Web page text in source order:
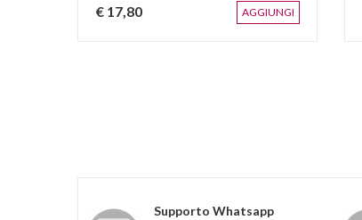
AGGIUNGI
€ 17,80
Supporto Whatsapp